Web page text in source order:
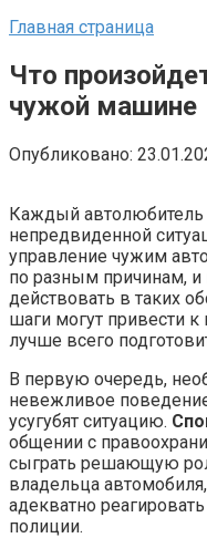
Главная страница
Что
чужой машине
Опубликовано:
Каждый автолюбитель
непредвиденной
управление чужим
по разным причинам, и
действовать в таких
шаги могут привести
лучше всего
В первую очередь,
невежливое
усугубят ситуацию.
общении с
сыграть решающую
владельца
адекватно
полиции.